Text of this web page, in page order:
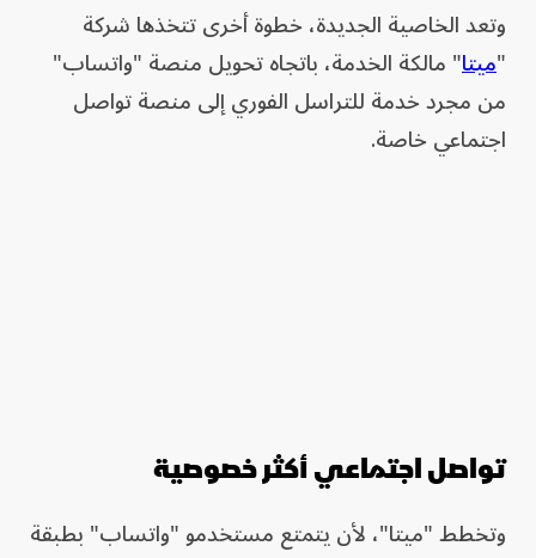
وتعد الخاصية الجديدة، خطوة أخرى تتخذها شركة
"ميتا" مالكة الخدمة، باتجاه تحويل منصة "واتساب"
من مجرد خدمة للتراسل الفوري إلى منصة تواصل
اجتماعي خاصة.
تواصل اجتماعي أكثر خصوصية
وتخطط "ميتا"، لأن يتمتع مستخدمو "واتساب" بطبقة